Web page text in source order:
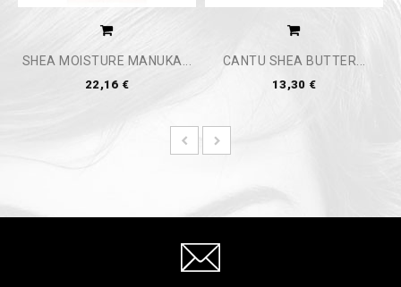
SHEA MOISTURE MANUKA...
22,16 €
CANTU SHEA BUTTER...
13,30 €